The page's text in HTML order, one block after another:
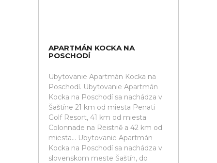
APARTMÁN KOCKA NA
POSCHODÍ
Ubytovanie Apartmán Kocka na
Poschodí. Ubytovanie Apartmán
Kocka na Poschodí sa nachádza v
Šaštíne 21 km od miesta Penati
Golf Resort, 41 km od miesta
Colonnade na Reistně a 42 km od
miesta... Ubytovanie Apartmán
Kocka na Poschodí sa nachádza v
slovenskom meste Šaštín, do